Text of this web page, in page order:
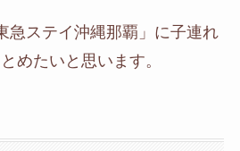
急ステイ沖縄那覇」に子連れ
めたいと思います。